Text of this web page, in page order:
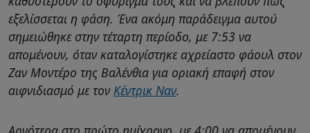
εξελίσσεται η φάση. Ένα ακόμη παράδειγμα αυτού
σημειώθηκε στην τέταρτη περίοδο, με 7:53 να
απομένουν, όταν καταλογίστηκε αχρείαστο φάουλ στον
Ζαν Μοντέρο της Βαλένθια για οριακή επαφή στον
αιφνιδιασμό με τον Κέντρικ Ναν.